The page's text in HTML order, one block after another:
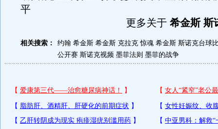
平
更多关于 希金斯 斯
相关搜索： 约翰 希金斯 希金斯 克拉克 惊魂 希金斯 斯诺克台球
公开赛 斯诺克视频 墨菲法则 墨菲的战争